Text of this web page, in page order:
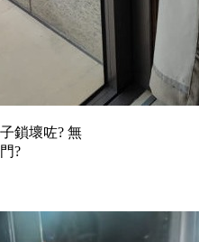
鎖壞咗? 無
?